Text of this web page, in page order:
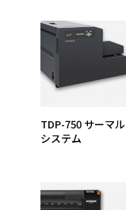
TDP-750 サーマルプレート
システム